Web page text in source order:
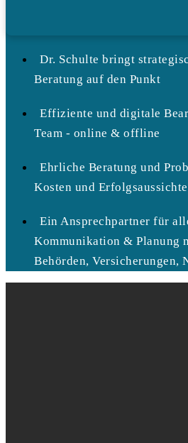
Dr. Schulte bringt
Beratung auf den Punkt
Effiziente und digitale
Team - online & offline
Ehrliche Beratung und
Kosten und
Ein Ansprechpartner für
Kommunikation & Planung
Behörden, Versicherungen,